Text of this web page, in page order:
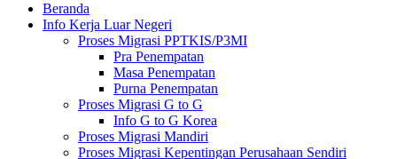
Beranda
Info Kerja Luar Negeri
Proses Migrasi PPTKIS/P3MI
Pra Penempatan
Masa Penempatan
Purna Penempatan
Proses Migrasi G to G
Info G to G Korea
Proses Migrasi Mandiri
Proses Migrasi Kepentingan Perusahaan Sendiri